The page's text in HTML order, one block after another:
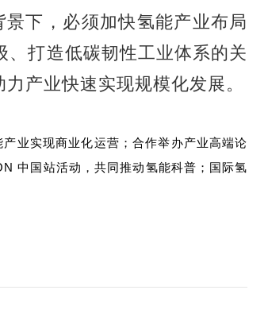
下，必须加快氢能产业布局
打造低碳韧性工业体系的关
产业快速实现规模化发展。
业实现商业化运营；合作举办产业高端论
中国站活动，共同推动氢能科普；国际氢